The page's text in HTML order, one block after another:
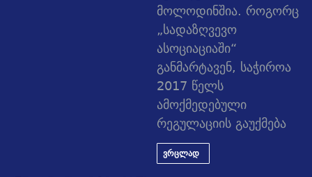
მოლოდინშია. როგორც
„სადაზღვევო
ასოციაციაში“
განმარტავენ, საჭიროა
2017 წელს
ამოქმედებული
რეგულაციის გაუქმება
ვრცლად